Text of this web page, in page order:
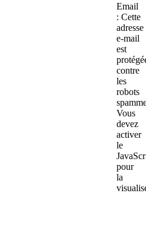
Email
: Cette
adresse
e-mail
est
contre
les
robots
Vous
devez
activer
le
pour
la